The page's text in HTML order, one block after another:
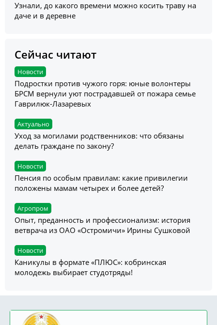
Узнали, до какого времени можно косить траву на
даче и в деревне
Сейчас читают
Новости
Подростки против чужого горя: юные волонтеры
БРСМ вернули уют пострадавшей от пожара семье
Гаврилюк-Лазаревых
Актуально
Уход за могилами родственников: что обязаны
делать граждане по закону?
Новости
Пенсия по особым правилам: какие привилегии
положены мамам четырех и более детей?
Агропром
Опыт, преданность и профессионализм: история
ветврача из ОАО «Остромичи» Ирины Сушковой
Новости
Каникулы в формате «ПЛЮС»: кобринская
молодежь выбирает студотряды!